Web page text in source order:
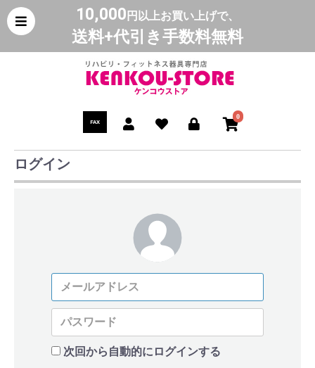
10,000 円以上お買い上げで、
送料+代引き手数料無料
FAX
0
ログイン
次回から自動的にログインする